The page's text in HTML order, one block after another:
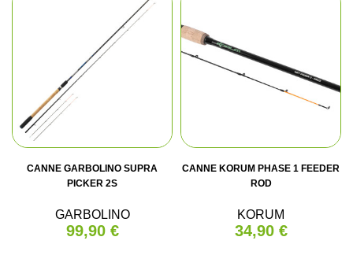
CANNE GARBOLINO SUPRA
PICKER 2S
GARBOLINO
99,90 €
CANNE KORUM PHASE 1 FEEDER
ROD
KORUM
34,90 €